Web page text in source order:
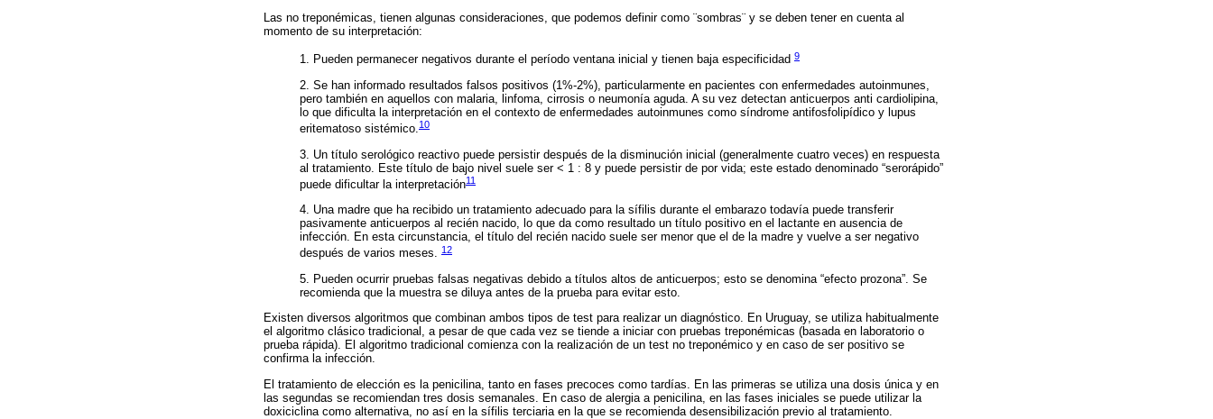
Las no treponémicas, tienen algunas consideraciones, que podemos definir como ¨sombras¨ y se deben tener en cuenta al
momento de su interpretación:
1. Pueden permanecer negativos durante el período ventana inicial y tienen baja especificidad 9
2. Se han informado resultados falsos positivos (1%-2%), particularmente en pacientes con enfermedades autoinmunes,
pero también en aquellos con malaria, linfoma, cirrosis o neumonía aguda. A su vez detectan anticuerpos anti cardiolipina,
lo que dificulta la interpretación en el contexto de enfermedades autoinmunes como síndrome antifosfolipídico y lupus
eritematoso sistémico.10
3. Un título serológico reactivo puede persistir después de la disminución inicial (generalmente cuatro veces) en respuesta
al tratamiento. Este título de bajo nivel suele ser < 1 : 8 y puede persistir de por vida; este estado denominado “serorápido”
puede dificultar la interpretación11
4. Una madre que ha recibido un tratamiento adecuado para la sífilis durante el embarazo todavía puede transferir
pasivamente anticuerpos al recién nacido, lo que da como resultado un título positivo en el lactante en ausencia de
infección. En esta circunstancia, el título del recién nacido suele ser menor que el de la madre y vuelve a ser negativo
después de varios meses. 12
5. Pueden ocurrir pruebas falsas negativas debido a títulos altos de anticuerpos; esto se denomina “efecto prozona”. Se
recomienda que la muestra se diluya antes de la prueba para evitar esto.
Existen diversos algoritmos que combinan ambos tipos de test para realizar un diagnóstico. En Uruguay, se utiliza habitualmente
el algoritmo clásico tradicional, a pesar de que cada vez se tiende a iniciar con pruebas treponémicas (basada en laboratorio o
prueba rápida). El algoritmo tradicional comienza con la realización de un test no treponémico y en caso de ser positivo se
confirma la infección.
El tratamiento de elección es la penicilina, tanto en fases precoces como tardías. En las primeras se utiliza una dosis única y en
las segundas se recomiendan tres dosis semanales. En caso de alergia a penicilina, en las fases iniciales se puede utilizar la
doxiciclina como alternativa, no así en la sífilis terciaria en la que se recomienda desensibilización previo al tratamiento.